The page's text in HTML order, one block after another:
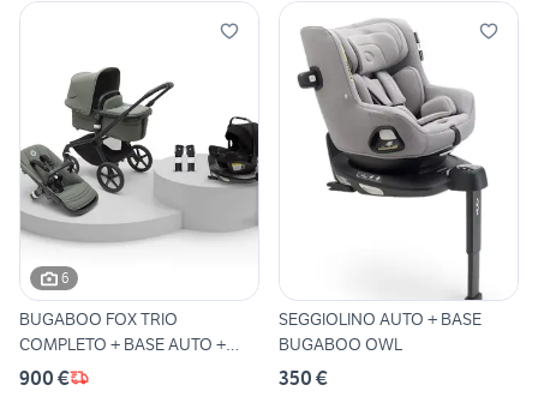
6
BUGABOO FOX TRIO
COMPLETO + BASE AUTO +
SACCO
900 €
SEGGIOLINO AUTO + BASE
BUGABOO OWL
350 €